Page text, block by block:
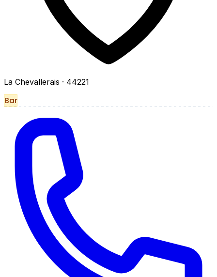
La Chevallerais · 44221
Bar